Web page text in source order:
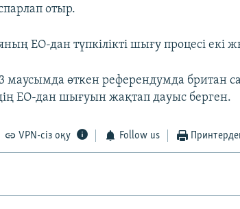
отыр.
ЕО-дан түпкілікті шығу процесі екі
маусымда өткен референдумда британ
ЕО-дан шығуын жақтап дауыс берген.
VPN-сіз оқу Follow us